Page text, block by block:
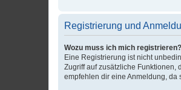
Registrierung und
Wozu muss ich mich registrieren?
Eine Registrierung ist nicht
Zugriff auf zusätzliche Funktionen,
empfehlen dir eine Anmeldung, da